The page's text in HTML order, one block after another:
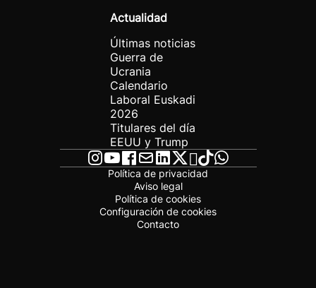
Actualidad
Últimas noticias
Guerra de
Ucrania
Calendario
Laboral Euskadi
2026
Titulares del día
EEUU y Trump
Política de privacidad
Aviso legal
Política de cookies
Configuración de cookies
Contacto